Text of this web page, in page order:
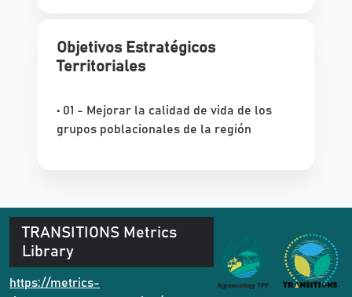
Objetivos Estratégicos
Territoriales
• 01 - Mejorar la calidad de vida de los
grupos poblacionales de la región
TRANSITIONS Metrics
Library
https://metrics-